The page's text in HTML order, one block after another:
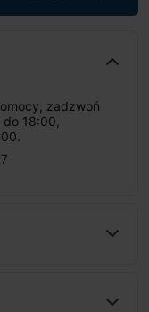
zadzwoń
18:00,